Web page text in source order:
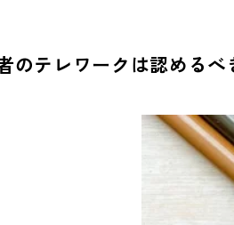
のテレワークは認める